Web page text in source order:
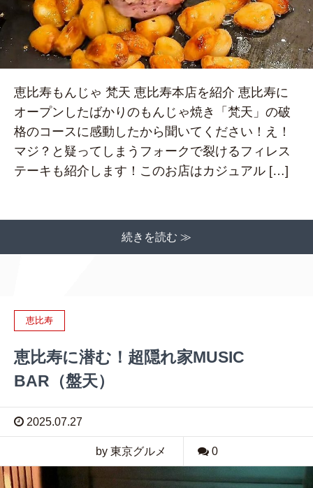
恵比寿もんじゃ 梵天 恵比寿本店を紹介 恵比寿に
オープンしたばかりのもんじゃ焼き「梵天」の破
格のコースに感動したから聞いてください！え！
マジ？と疑ってしまうフォークで裂けるフィレス
テーキも紹介します！このお店はカジュアル […]
続きを読む ≫
恵比寿
恵比寿に潜む！超隠れ家MUSIC
BAR（盤天）
2025.07.27
by 東京グルメ 0